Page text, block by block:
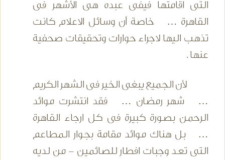
التى اقامتها فيفى عبده هى الأشهر فى
القاهرة … خاصة أن وسائل الاعلام كانت
تذهب اليها لاجراء حوارات وتحقيقات صحفية
عنها .
لأن الجميع يبغى الخير فى الشهر الكريم
… شهر رمضان … فقد انتشرت موائد
الرحمن بصورة كبيرة فى كل ارجاء القاهرة
… بل هناك موائد مقامة بجوار المطاعم
التى تعـد وجبات افطار للصائمين - من لديه